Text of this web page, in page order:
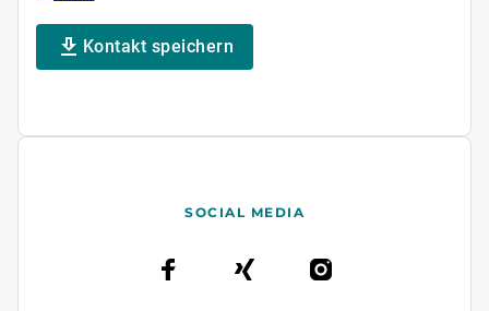
Kontakt speichern
SOCIAL MEDIA